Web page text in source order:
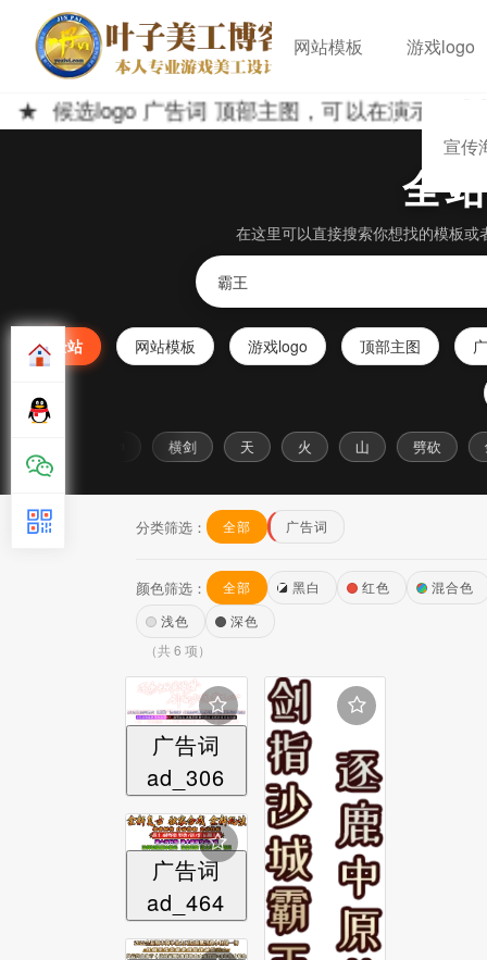
网站模板 游戏logo
宣传
选logo 广告词 顶部主图，可以在演示网站中
全
在这里可以直接搜索你想找的模板
全站 网站模板 游戏logo 顶部主图
横剑 天 火 山 劈砍
分类筛选： 全部 广告词
颜色筛选： 全部 黑白 红色
混合色
浅色
深色
（共 6 项）
广告词
ad_306
广告词
ad_464